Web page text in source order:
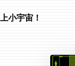
小宇宙！